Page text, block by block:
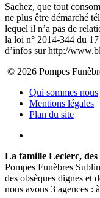
Sachez, que tout
ne plus être démarché
lequel il n’a pas de
la loi n° 2014-344 du
d’infos sur http://
© 2026 Pompes
Qui sommes nous
Mentions légales
Plan du site
La famille Leclerc, des
Pompes Funèbres
des obsèques dignes et
nous avons 3 agences :